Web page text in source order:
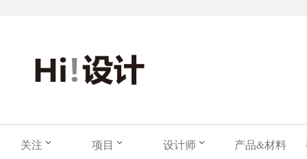
关注 项目 设计师 产品&材料